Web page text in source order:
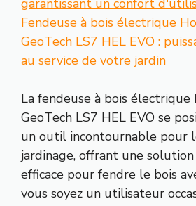
Fendeuse à bois électrique
GeoTech LS7 HEL EVO :
au service de votre jardin
La fendeuse à bois
GeoTech LS7 HEL EVO se
un outil incontournable pour
jardinage, offrant une
efficace pour fendre le bois
vous soyez un utilisateur